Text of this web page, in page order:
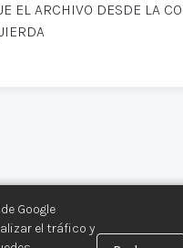
Google
el tráfico y
EL ARCHIVO DESDE LA